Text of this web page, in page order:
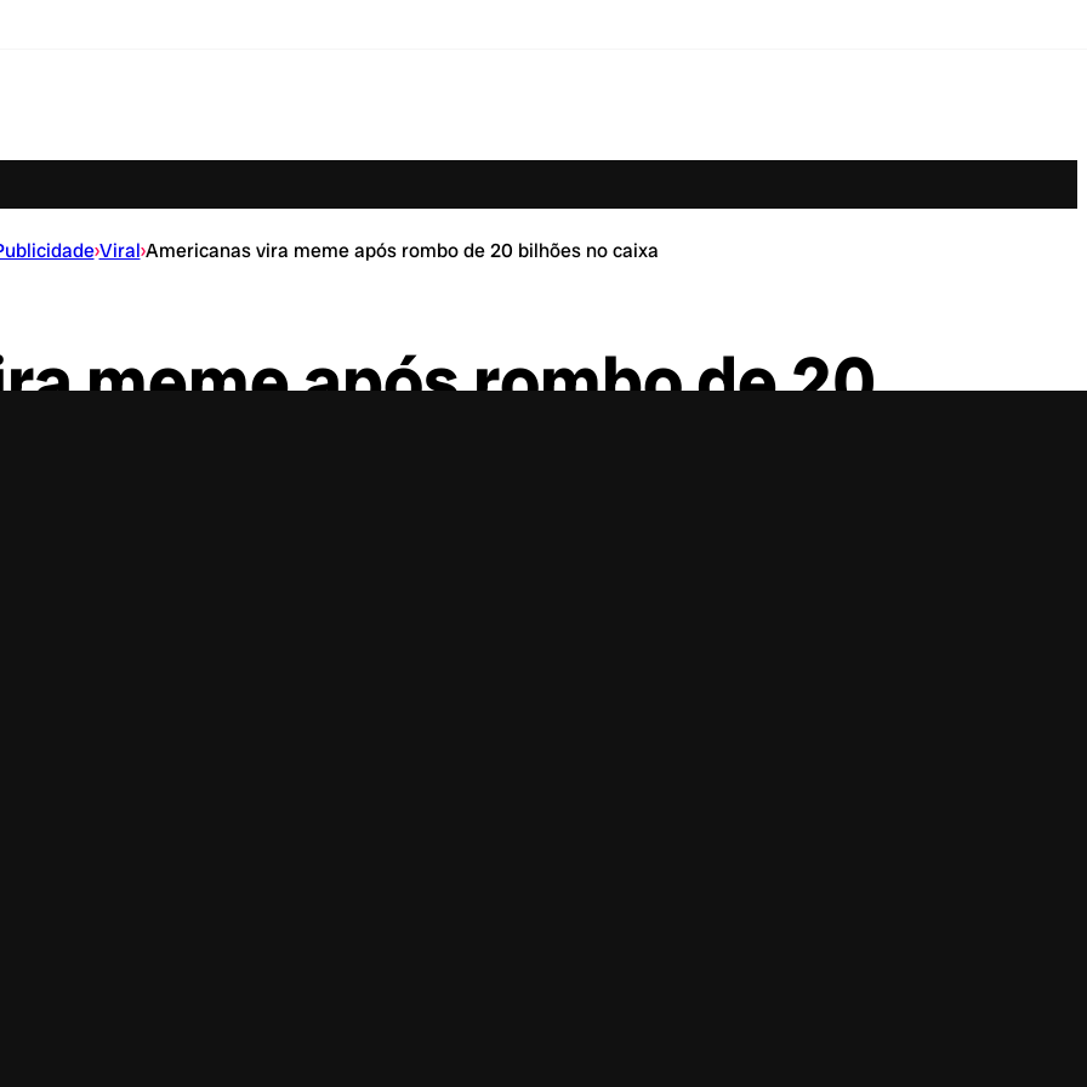
›Viral›Americanas vira meme após rombo de 20 bilhões no caixa
meme após rombo de 20